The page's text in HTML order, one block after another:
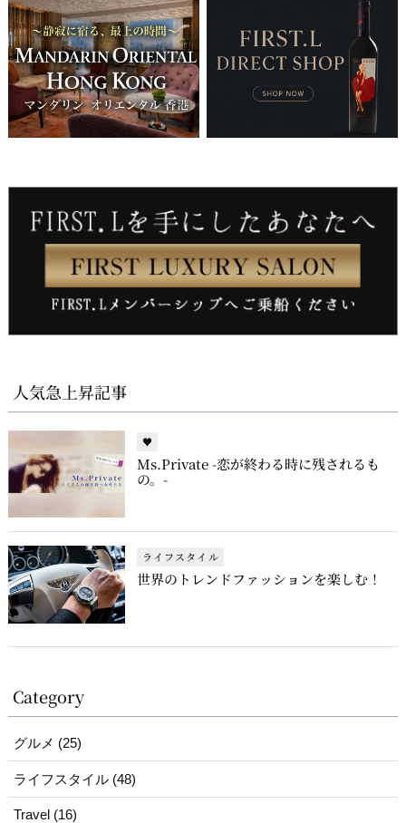
人気急上昇記事
♥
Ms.Private -恋が終わる時に残されるも
の。-
ライフスタイル
世界のトレンドファッションを楽しむ！
Category
グルメ (25)
ライフスタイル (48)
Travel (16)